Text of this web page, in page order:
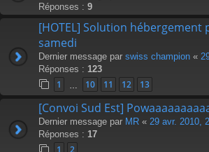
Réponses : 9
[HOTEL] Solution
samedi
Dernier message par swiss champion «
Réponses : 123
1 10 11 12 13
[Convoi Sud Est]
Dernier message par MR « 29 avr. 2010,
Réponses : 17